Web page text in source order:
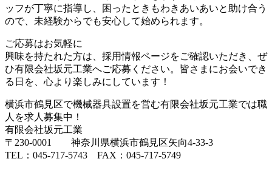
ッフが丁寧に指導し、困ったときもわきあいあいと助け合う
ので、未経験からでも安心して始められます。
ご応募はお気軽に
興味を持たれた方は、採用情報ページをご確認いただき、ぜ
ひ有限会社坂元工業へご応募ください。皆さまにお会いでき
る日を、心より楽しみにしています！
横浜市鶴見区で機械器具設置を営む有限会社坂元工業では職
人を求人募集中！
有限会社坂元工業
〒230-0001 神奈川県横浜市鶴見区矢向4-33-3
TEL：045-717-5743 FAX：045-717-5749